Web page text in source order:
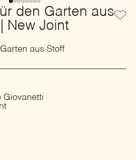
den Garten aus
New Joint
aus Stoff
Giovanetti